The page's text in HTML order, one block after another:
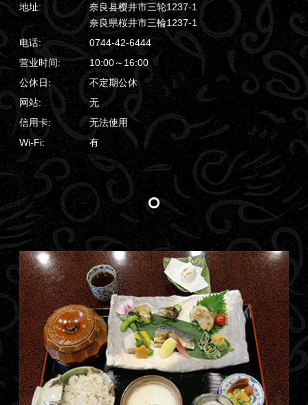
地址:
奈良县樱井市三轮1237-1
奈良県桜井市三輪1237-1
电话:
0744-42-6444
营业时间:
10:00～16:00
公休日:
不定期公休
网站:
无
信用卡:
无法使用
Wi-Fi:
有